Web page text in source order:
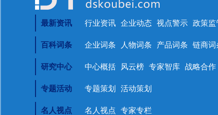
最新资讯 行业资讯 企业动态 视点警示 政策监
百科词条 企业词条 人物词条 产品词条 链商词
研究中心 中心概括 风云榜 专家智库 战略合作
专题活动 专题策划 活动策划
名人视点 名人视点 专家专栏